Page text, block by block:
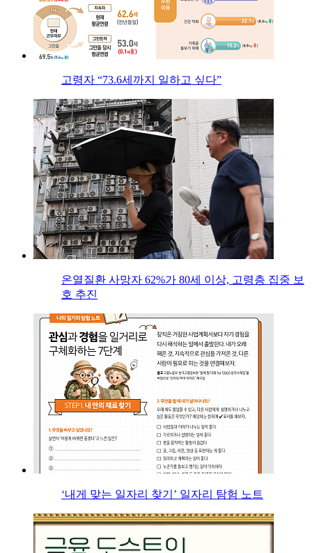
고령자 “73.6세까지 일하고 싶다”
온열질환 사망자 62%가 80세 이상, 고령층 집중 보
호 추진
‘내게 맞는 일자리 찾기’ 일자리 탐험 노트